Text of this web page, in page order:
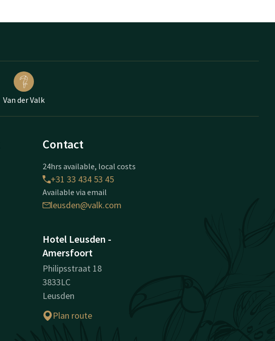
Van der Valk
Contact
24hrs available, local costs
+31 33 434 53 45
Available via email
leusden@valk.com
Hotel Leusden -
Amersfoort
Philipsstraat 18
3833LC
Leusden
Plan route